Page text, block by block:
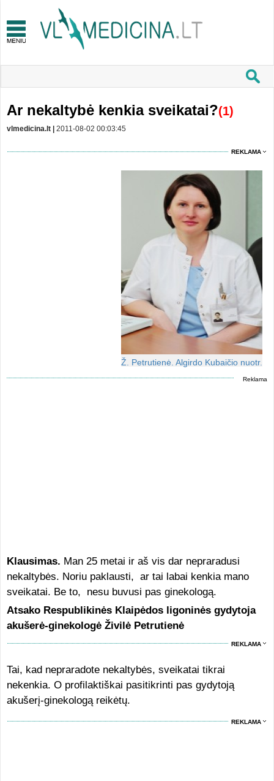
Ar nekaltybė kenkia sveikatai?(1)
vlmedicina.lt | 2011-08-02 00:03:45
REKLAMA
Ž. Petrutienė. Algirdo Kubaičio nuotr.
Reklama
Klausimas. Man 25 metai ir aš vis dar nepraradusi
nekaltybės. Noriu paklausti, ar tai labai kenkia mano
sveikatai. Be to, nesu buvusi pas ginekologą.
Atsako Respublikinės Klaipėdos ligoninės gydytoja
akušerė-ginekologė Živilė Petrutienė
REKLAMA
Tai, kad nepraradote nekaltybės, sveikatai tikrai
nekenkia. O profilaktiškai pasitikrinti pas gydytoją
akušerį-ginekologą reikėtų.
REKLAMA